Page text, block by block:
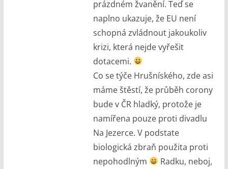
prázdném žvanění. Teď se
naplno ukazuje, že EU není
schopná zvládnout jakoukoliv
krizi, která nejde vyřešit
dotacemi.
Co se týče Hrušníského, zde asi
máme štěstí, že průběh corony
bude v ČR hladký, protože je
namířena pouze proti divadlu
Na Jezerce. V podstate
biologická zbraň použita proti
nepohodlným
Radku, neboj,